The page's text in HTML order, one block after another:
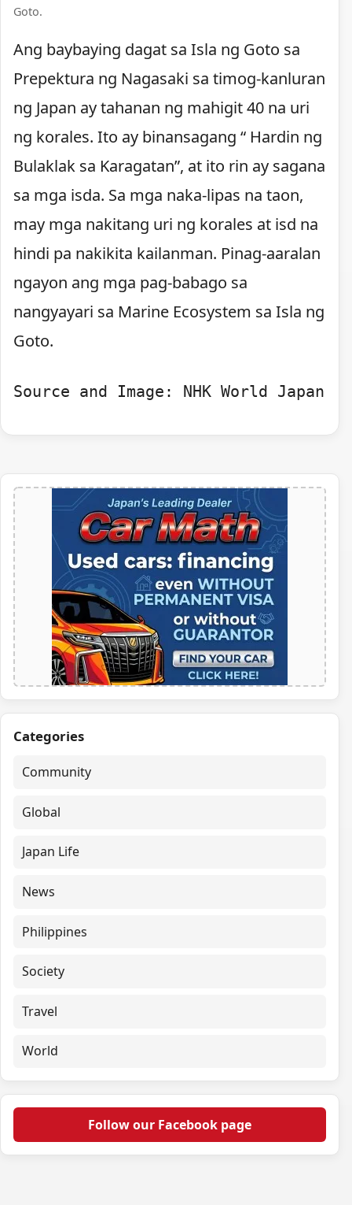
Goto.
Ang baybaying dagat sa Isla ng Goto sa
Prepektura ng Nagasaki sa timog-kanluran
ng Japan ay tahanan ng mahigit 40 na uri
ng korales. Ito ay binansagang “ Hardin ng
Bulaklak sa Karagatan”, at ito rin ay sagana
sa mga isda. Sa mga naka-lipas na taon,
may mga nakitang uri ng korales at isd na
hindi pa nakikita kailanman. Pinag-aaralan
ngayon ang mga pag-babago sa
nangyayari sa Marine Ecosystem sa Isla ng
Goto.
Source and Image: NHK World Japan
Categories
Community
Global
Japan Life
News
Philippines
Society
Travel
World
Follow our Facebook page